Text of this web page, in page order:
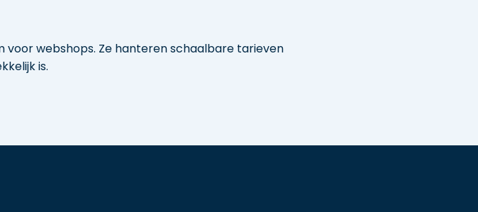
webshops. Ze hanteren schaalbare tarieven
is.